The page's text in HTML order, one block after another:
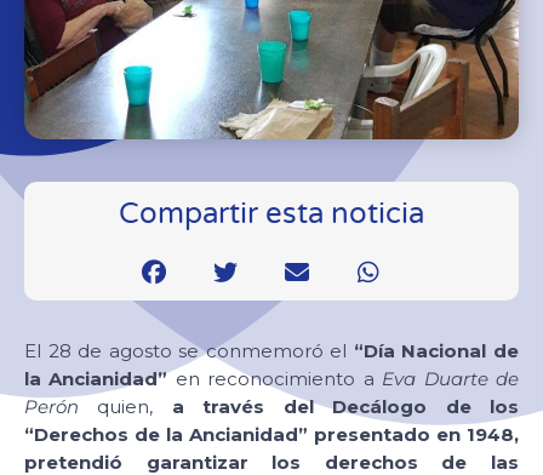
Compartir esta noticia
El 28 de agosto se conmemoró el “Día Nacional de
la Ancianidad”en reconocimiento a Eva Duarte de
Perón quien, a través del Decálogo de los
“Derechos de la Ancianidad” presentado en 1948,
pretendió garantizar los derechos de las